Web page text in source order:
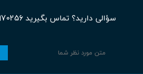
سؤالی دارید؟ تماس بگیرید 02188970256